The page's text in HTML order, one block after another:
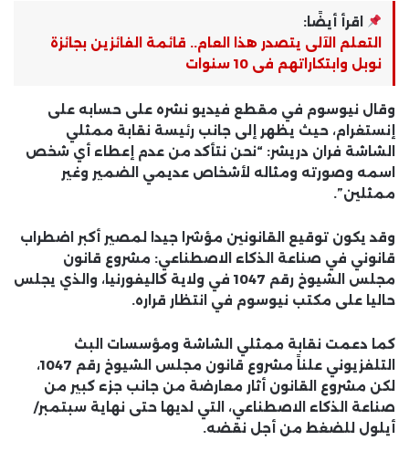
اقرأ أيضًا:
التعلم الآلى يتصدر هذا العام.. قائمة الفائزين بجائزة
نوبل وابتكاراتهم فى 10 سنوات
وقال نيوسوم في مقطع فيديو نشره على حسابه على
إنستغرام، حيث يظهر إلى جانب رئيسة نقابة ممثلي
الشاشة فران دريشر: “نحن نتأكد من عدم إعطاء أي شخص
اسمه وصورته ومثاله لأشخاص عديمي الضمير وغير
ممثلين”.
وقد يكون توقيع القانونين مؤشرا جيدا لمصير أكبر اضطراب
قانوني في صناعة الذكاء الاصطناعي: مشروع قانون
مجلس الشيوخ رقم 1047 في ولاية كاليفورنيا، والذي يجلس
حاليا على مكتب نيوسوم في انتظار قراره.
كما دعمت نقابة ممثلي الشاشة ومؤسسات البث
التلفزيوني علناً مشروع قانون مجلس الشيوخ رقم 1047،
لكن مشروع القانون أثار معارضة من جانب جزء كبير من
صناعة الذكاء الاصطناعي، التي لديها حتى نهاية سبتمبر/
أيلول للضغط من أجل نقضه.